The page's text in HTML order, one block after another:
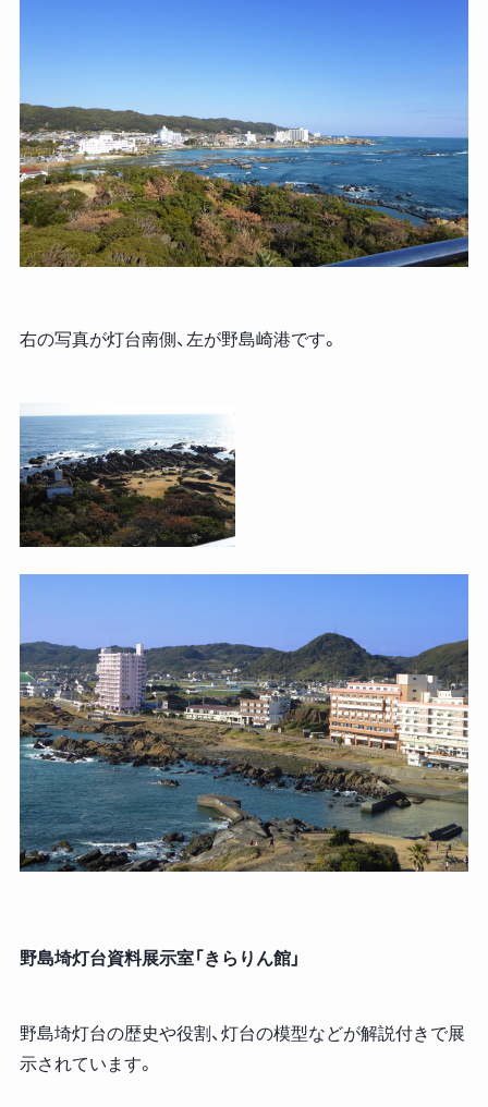
右の写真が灯台南側、左が野島崎港です。
野島埼灯台資料展示室「きらりん館」
野島埼灯台の歴史や役割、灯台の模型などが解説付きで展
示されています。